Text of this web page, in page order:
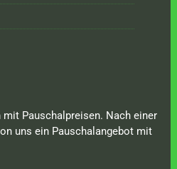
Pauschalpreisen. Nach einer
uns ein Pauschalangebot mit